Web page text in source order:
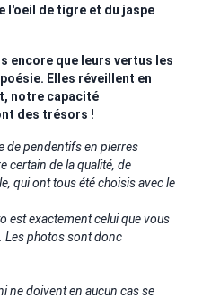
l'oeil de tigre et du jaspe
encore que leurs vertus les
Elles réveillent en
notre capacité
des trésors !
de pendentifs en pierres
certain de la qualité, de
qui ont tous été choisis avec le
est exactement celui que vous
Les photos sont donc
ne doivent en aucun cas se